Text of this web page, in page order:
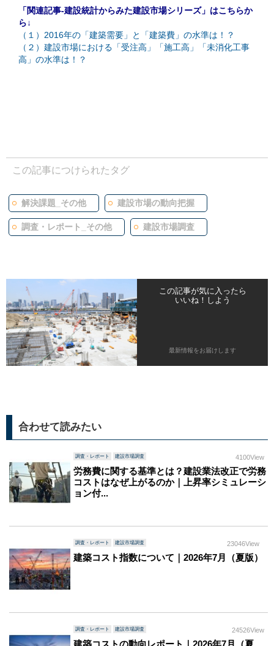
「関連記事-建設統計からみた建設市場シリーズ」はこちらか
ら↓
（１）2016年の「建築需要」と「建築費」の水準は！？
（２）建設市場における「受注高」「施工高」「未消化工事
高」の水準は！？
この記事につけられたタグ
解決課題_その他 建設市場の動向把握
調査・レポート_その他 建設市場調査
この記事が気に入ったら
いいね！しよう
最新情報をお届けします
合わせて読みたい
調査・レポート 建設市場調査 4100View
労務費に関する基準とは？建設業法改正で労務
コストはなぜ上がるのか｜上昇率シミュレーシ
ョン付...
調査・レポート 建設市場調査 23046View
建築コスト指数について｜2026年7月（夏版）
調査・レポート 建設市場調査 24526View